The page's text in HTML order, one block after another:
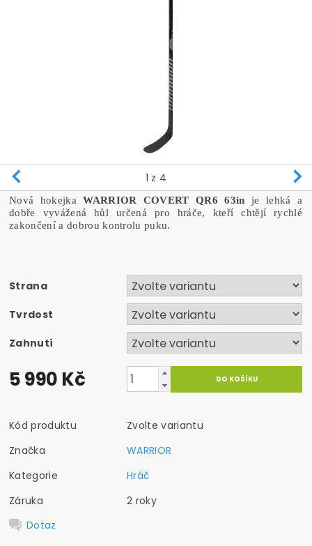
1 z 4
Nová hokejkaWARRIOR COVERT QR6 63in
je lehká a
dobře vyvážená hůl určená pro hráče, kteří chtějí rychlé
zakončení a dobrou kontrolu puku.
Strana
Tvrdost
Zahnutí
5 990 Kč
Kód produktu
Zvolte variantu
Značka
WARRIOR
Kategorie
Hráč
Záruka
2 roky
Dotaz